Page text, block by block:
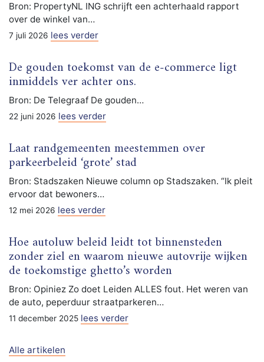
Bron: PropertyNL ING schrijft een achterhaald rapport
over de winkel van…
7 juli 2026 lees verder
De gouden toekomst van de e-commerce ligt
inmiddels ver achter ons.
Bron: De Telegraaf De gouden…
22 juni 2026 lees verder
Laat randgemeenten meestemmen over
parkeerbeleid ‘grote’ stad
Bron: Stadszaken Nieuwe column op Stadszaken. “Ik pleit
ervoor dat bewoners…
12 mei 2026 lees verder
Hoe autoluw beleid leidt tot binnensteden
zonder ziel en waarom nieuwe autovrije wijken
de toekomstige ghetto’s worden
Bron: Opiniez Zo doet Leiden ALLES fout. Het weren van
de auto, peperduur straatparkeren…
11 december 2025 lees verder
Alle artikelen